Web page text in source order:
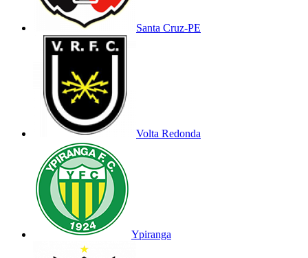
Santa Cruz-PE
Volta Redonda
Ypiranga